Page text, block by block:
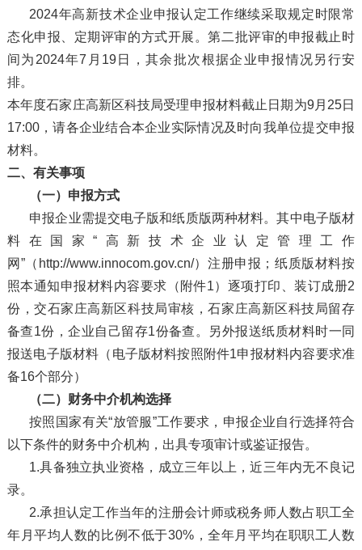
2024年高新技术企业申报认定工作继续采取规定时限常
态化申报、定期评审的方式开展。第二批评审的申报截止时
间为2024年7月19日，其余批次根据企业申报情况另行安
排。
本年度石家庄高新区科技局受理申报材料截止日期为9月25日
17:00，请各企业结合本企业实际情况及时向我单位提交申报
材料。
二、有关事项
（一）申报方式
申报企业需提交电子版和纸质版两种材料。其中电子版材
料在国家“高新技术企业认定管理工作
网”（http://www.innocom.gov.cn/）注册申报；纸质版材料按
照本通知申报材料内容要求（附件1）逐项打印、装订成册2
份，交石家庄高新区科技局审核，石家庄高新区科技局留存
备查1份，企业自己留存1份备查。另外报送纸质材料时一同
报送电子版材料（电子版材料按照附件1申报材料内容要求准
备16个部分）
（二）财务中介机构选择
按照国家有关“放管服”工作要求，申报企业自行选择符合
以下条件的财务中介机构，出具专项审计或鉴证报告。
1.具备独立执业资格，成立三年以上，近三年内无不良记
录。
2.承担认定工作当年的注册会计师或税务师人数占职工全
年月平均人数的比例不低于30%，全年月平均在职职工人数